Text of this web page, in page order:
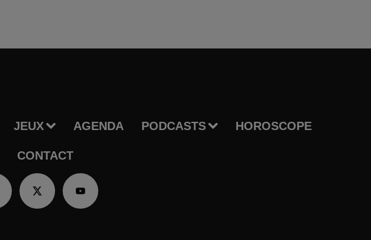
JEUX AGENDA PODCASTS HOROSCOPE
CONTACT